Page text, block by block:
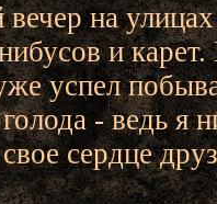
вечер на
и
успел
- ведь я
сердце